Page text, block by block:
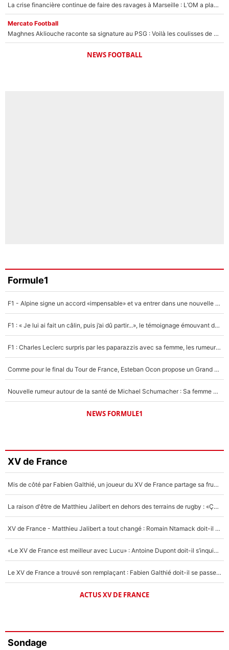
La crise financière continue de faire des ravages à Marseille : L’OM a placé 12 joueurs sur le marché des transferts… et ça pourrait lui rapporter près de 100M€ !
Mercato Football
Maghnes Akliouche raconte sa signature au PSG : Voilà les coulisses de son transfert de rêve à 50M€
NEWS FOOTBALL
Formule1
F1 - Alpine signe un accord «impensable» et va entrer dans une nouvelle dimension : Grande nouvelle pour Pierre Gasly !
F1 : « Je lui ai fait un câlin, puis j’ai dû partir...», le témoignage émouvant de Max Verstappen sur sa fille
F1 : Charles Leclerc surpris par les paparazzis avec sa femme, les rumeurs étaient vraies !
Comme pour le final du Tour de France, Esteban Ocon propose un Grand Prix de Formule 1 à Paris : «Autour de l’Arc de Triomphe, ce serait génial» !
Nouvelle rumeur autour de la santé de Michael Schumacher : Sa femme Corinna sort du silence
NEWS FORMULE1
XV de France
Mis de côté par Fabien Galthié, un joueur du XV de France partage sa frustration : «ils ne me l’ont pas dit tout de suite»
La raison d'être de Matthieu Jalibert en dehors des terrains de rugby : «Ça m'atteint autant que si tu touches à un membre de ma famille»
XV de France - Matthieu Jalibert a tout changé : Romain Ntamack doit-il s’inquiéter pour sa place à un an de la Coupe du monde ?
«Le XV de France est meilleur avec Lucu» : Antoine Dupont doit-il s’inquiéter pour sa place ?
Le XV de France a trouvé son remplaçant : Fabien Galthié doit-il se passer d'Antoine Dupont ?
ACTUS XV DE FRANCE
Sondage